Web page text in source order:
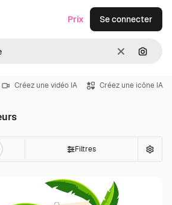
Effacer
Prix Se connecter
Créez une vidéo IA Créez une icône IA
Filtres